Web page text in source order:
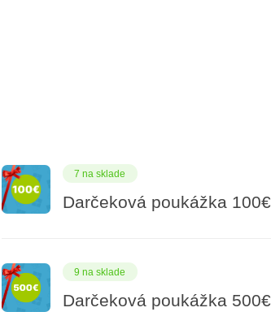
7 na sklade
Darčeková poukážka 100€
9 na sklade
Darčeková poukážka 500€